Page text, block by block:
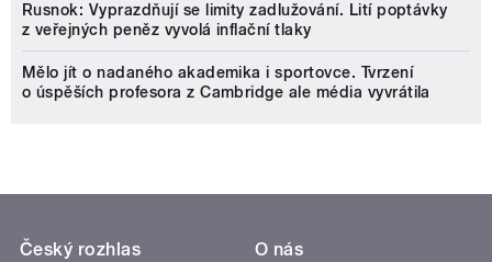
Rusnok: Vyprazdňují se limity zadlužování. Lití poptávky
z veřejných peněz vyvolá inflační tlaky
Mělo jít o nadaného akademika i sportovce. Tvrzení
o úspěších profesora z Cambridge ale média vyvrátila
Český rozhlas
O nás